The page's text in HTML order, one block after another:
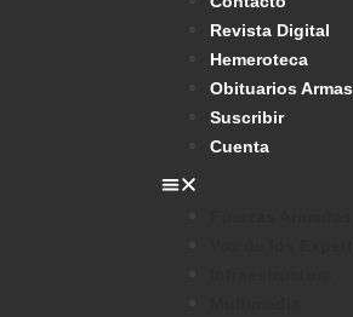
Revista Digital
Hemeroteca
Obituarios Armas
Suscribir
Cuenta